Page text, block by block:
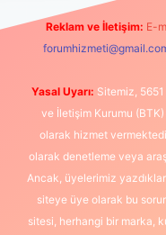
Reklam ve İletişim: E-
Yasal Uyarı: Sitemiz,
ve İletişim Kurumu (BTK)
olarak hizmet
olarak denetleme veya
Ancak, üyelerimiz
siteye üye olarak bu
sitesi, herhangi bir marka,